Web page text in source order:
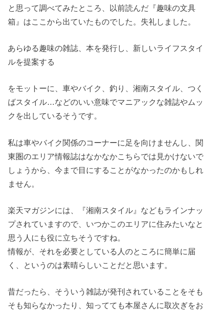
と思って調べてみたところ、以前読んだ『趣味の文具
箱』はここから出ていたものでした。失礼しました。
あらゆる趣味の雑誌、本を発行し、新しいライフスタイ
ルを提案する
をモットーに、車やバイク、釣り、湘南スタイル、つく
ばスタイル…などのいい意味でマニアックな雑誌やムッ
クを出しているそうです。
私は車やバイク関係のコーナーに足を向けませんし、関
東圏のエリア情報誌はなかなかこちらでは見かけないで
しょうから、今まで目にすることがなかったのかもしれ
ません。
楽天マガジンには、『湘南スタイル』などもラインナッ
プされていますので、いつかこのエリアに住みたいなと
思う人にも役に立ちそうですね。
情報が、それを必要としている人のところに簡単に届
く、というのは素晴らしいことだと思います。
昔だったら、そういう雑誌が発刊されていることをそも
そも知らなかったり、知ってても本屋さんに取次ぎをお